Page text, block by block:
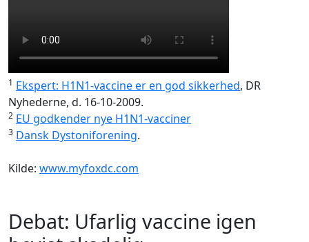
1 Ekspert: H1N1-vaccine er en god sikkerhed, DR
Nyhederne, d. 16-10-2009.
2 EU godkender nye H1N1-vacciner
3 Dansk Dystoniforening.
Kilde: www.myfoxdc.com
Debat: Ufarlig vaccine igen